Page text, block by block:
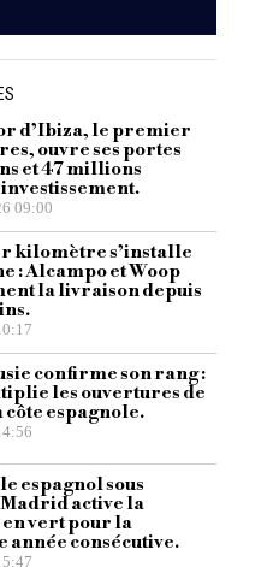
d’Ibiza, le premier
ouvre ses portes
et 47 millions
09:00
kilomètre s’installe
: Alcampo et Woop
la livraison depuis
confirme son rang :
les ouvertures de
espagnole.
espagnol sous
active la
vert pour la
année consécutive.